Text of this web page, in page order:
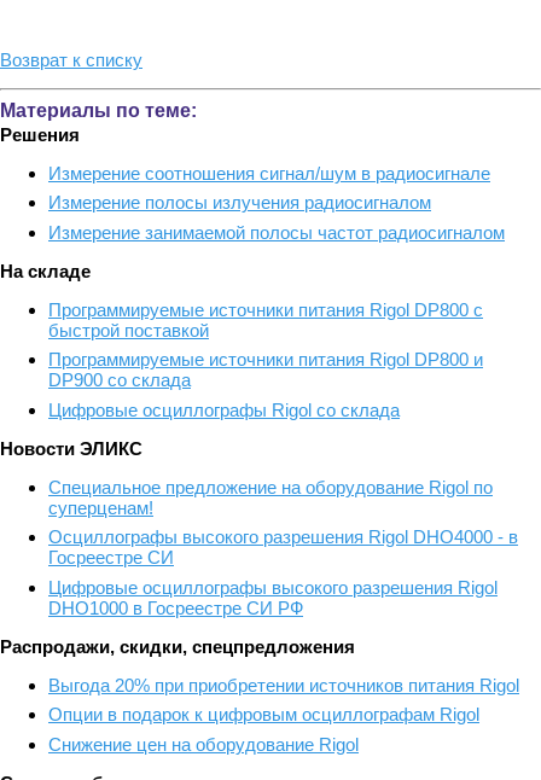
Возврат к списку
Материалы по теме:
Решения
Измерение соотношения сигнал/шум в радиосигнале
Измерение полосы излучения радиосигналом
Измерение занимаемой полосы частот радиосигналом
На складе
Программируемые источники питания Rigol DP800 с
быстрой поставкой
Программируемые источники питания Rigol DP800 и
DP900 со склада
Цифровые осциллографы Rigol со склада
Новости ЭЛИКС
Cпециальное предложение на оборудование Rigol по
суперценам!
Осциллографы высокого разрешения Rigol DHO4000 - в
Госреестре СИ
Цифровые осциллографы высокого разрешения Rigol
DHO1000 в Госреестре СИ РФ
Распродажи, скидки, спецпредложения
Выгода 20% при приобретении источников питания Rigol
Опции в подарок к цифровым осциллографам Rigol
Снижение цен на оборудование Rigol